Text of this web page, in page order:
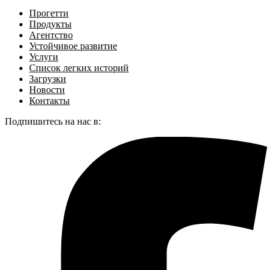
Прогетти
Продукты
Агентство
Устойчивое развитие
Услуги
Список легких историй
Загрузки
Новости
Контакты
Подпишитесь на нас в: